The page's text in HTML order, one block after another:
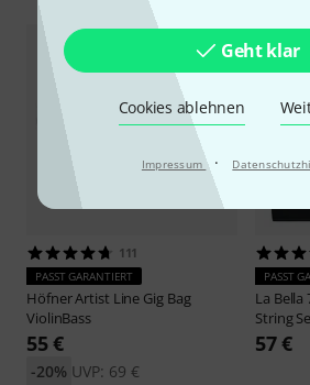
Geht klar
Cookies ablehnen
Impressum ·
111
PASST GARANTIERT
HöfnerArtist Line Gig Bag
ViolinBass
55 €
UVP: 69 €
-20%
PASST
La Bella
String
57 €